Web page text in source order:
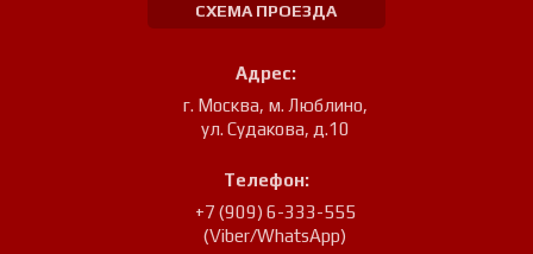
СХЕМА ПРОЕЗДА
Адрес:
г. Москва, м. Люблино,
ул. Судакова, д.10
Телефон:
+7 (909) 6-333-555
(Viber/WhatsApp)